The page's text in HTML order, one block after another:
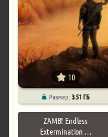
10
Размер:3.51 ГБ
ZAMB! Endless
Extermination …